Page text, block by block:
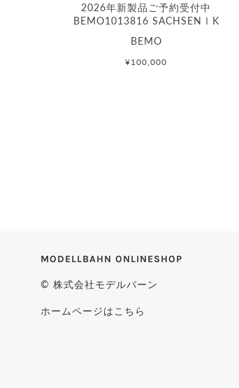
2026年新製品ご予約受付中
BEMO1013816 SACHSENⅠK
BEMO
¥100,000
MODELLBAHN ONLINESHOP
© 株式会社モデルバーン
ホームページはこちら